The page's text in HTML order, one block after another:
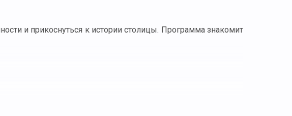
и прикоснуться к истории столицы. Программа знакомит
как Кремль менялся от резиденции князей и царей до